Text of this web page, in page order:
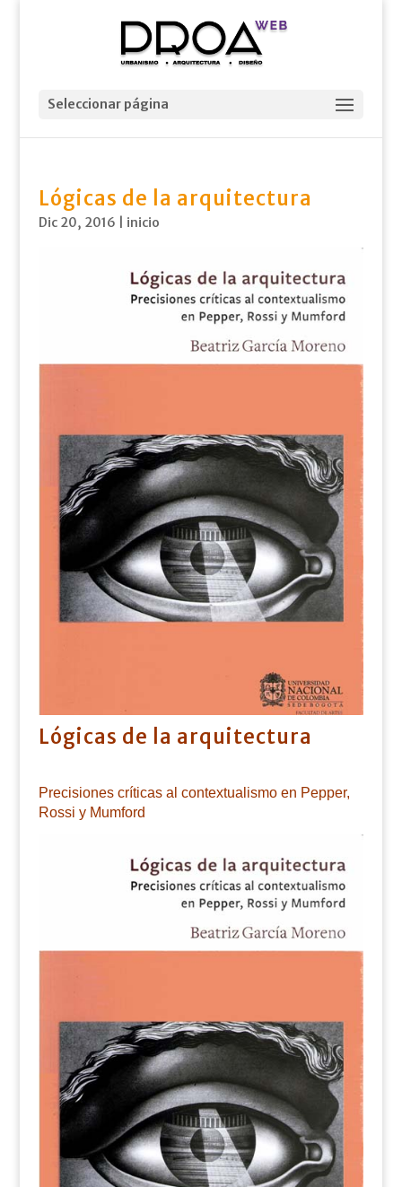
Seleccionar página
Lógicas de la arquitectura
Dic 20, 2016 inicio
Lógicas de la arquitectura
Precisiones críticas al contextualismo en Pepper,
Rossi y Mumford